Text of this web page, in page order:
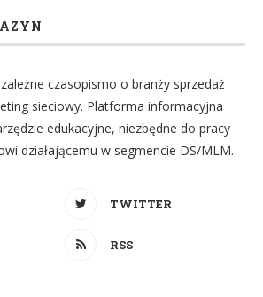
czasopismo o branży sprzedaż
sieciowy. Platforma informacyjna
edukacyjne, niezbędne do pracy
działającemu w segmencie DS/MLM.
TWITTER
RSS